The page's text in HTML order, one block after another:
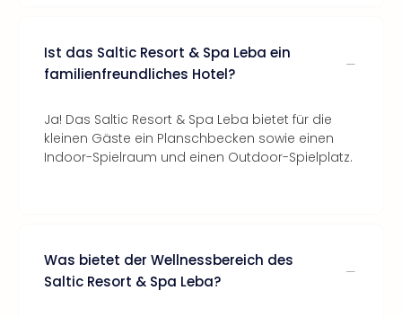
Ist das Saltic Resort & Spa Leba ein
familienfreundliches Hotel?
Ja! Das Saltic Resort & Spa Leba bietet für die
kleinen Gäste ein Planschbecken sowie einen
Indoor-Spielraum und einen Outdoor-Spielplatz.
Was bietet der Wellnessbereich des
Saltic Resort & Spa Leba?